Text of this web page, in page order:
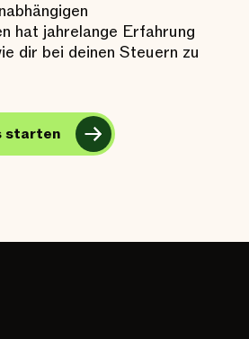
hat jahrelange Erfahrung
dir bei deinen Steuern zu
starten